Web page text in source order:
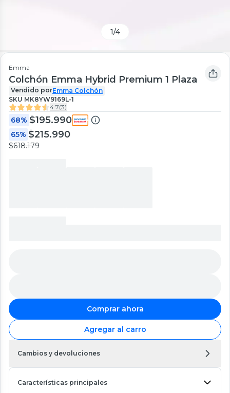
1/4
Emma
Colchón Emma Hybrid Premium 1 Plaza
Vendido porEmma Colchón
SKU MK8YW9169L-1
4.7(3)
68% $195.990
65% $215.990
$618.179
Comprar ahora
Agregar al carro
Cambios y devoluciones
Características principales